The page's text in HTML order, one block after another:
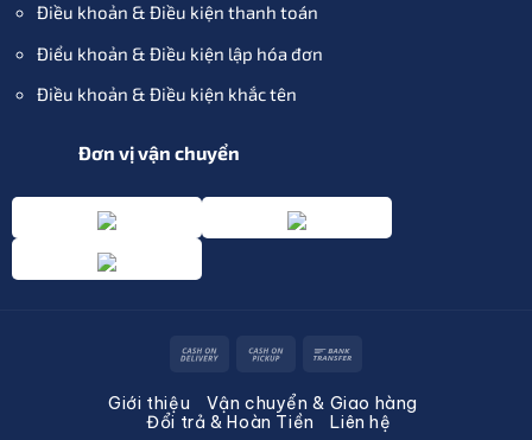
Điều khoản & Điều kiện thanh toán
Điểu khoản & Điều kiện lập hóa đơn
Điều khoản & Điều kiện khắc tên
Đơn vị vận chuyển
Cash
Delivery
Cash
Pickup
Giới thiệu
Vận chuyển & Giao hàng
Đổi trả & Hoàn Tiền
Liên hệ